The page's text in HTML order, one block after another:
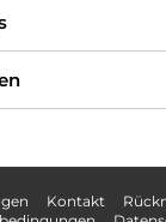
Kontakt